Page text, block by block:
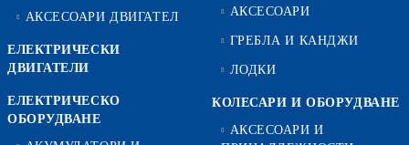
АКСЕСОАРИ ДВИГАТЕЛ
ЕЛЕКТРИЧЕСКИ
ДВИГАТЕЛИ
ЕЛЕКТРИЧЕСКО
ОБОРУДВАНЕ
АКСЕСОАРИ
ГРЕБЛА И КАНДЖИ
ЛОДКИ
КОЛЕСАРИ И ОБОРУДВАНЕ
АКСЕСОАРИ И